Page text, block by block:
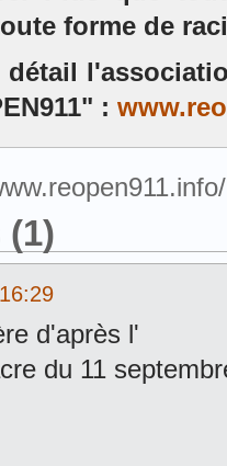
forme de
:
d'après l'
du 11